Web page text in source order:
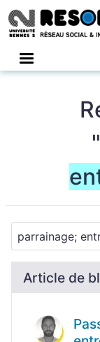
"
Article de